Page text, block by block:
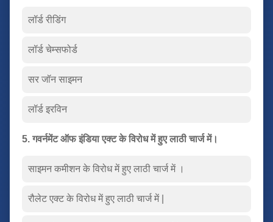
लॉर्ड रीडिंग
लॉर्ड चेम्सफोर्ड
सर जॉन साइमन
लॉर्ड इरविन
5. गवर्नमेंट ऑफ इंडिया एक्ट के विरोध में हुए लाठी चार्ज में।
साइमन कमीशन के विरोध में हुए लाठी चार्ज में ।
रौलेट एक्ट के विरोध में हुए लाठी चार्ज में |